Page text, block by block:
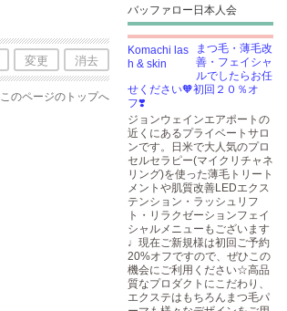
変更 消去
このページのトップへ
バッファロー日本人会
まつ毛・薄毛改
善・フェイシャ
ルでしたらお任
せください🧡初回２０％オ
フ❣️
ジョンウェインエアポートの
近くにあるプライベートサロ
ンです。日米で大人気のプロ
セルセラピー(マイクリチャネ
リング)を使った薄毛トリート
メントや肌質改善LEDエクス
テンション・ラッシュリフ
ト・リラクゼーションフェイ
シャルメニューもございます
♩現在ご新規様は初回ご予約
20%オフですので、ぜひこの
機会にご利用ください☆高品
質なプロダクトにこだわり、
エクステはもちろんまつ毛パ